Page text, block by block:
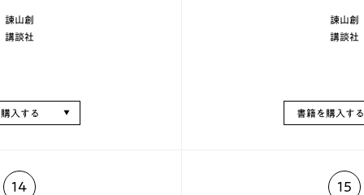
諫山創
講談社
入する
諫山創
講談社
書籍を購入する
14 15